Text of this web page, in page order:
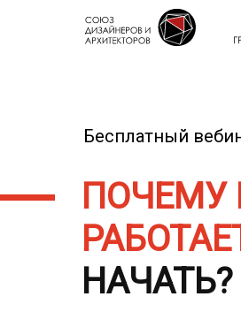
ПОЧЕМУ
Бесплатный